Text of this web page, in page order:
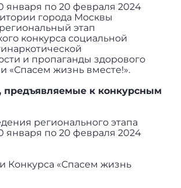
января по 20 февраля 2024
города Москвы
этап
конкурса социальной
и пропаганды здорового
«Спасем жизнь вместе!».
предъявляемые к конкурсным
регионального этапа
января по 20 февраля 2024
Конкурса «Спасем жизнь